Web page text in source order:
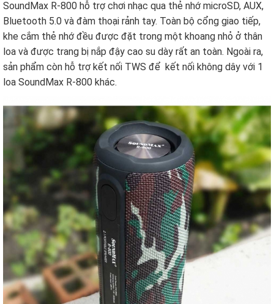
SoundMax R-800 hỗ trợ chơi nhạc qua thẻ nhớ microSD, AUX,
Bluetooth 5.0 và đàm thoại rảnh tay. Toàn bộ cổng giao tiếp,
khe cắm thẻ nhớ đều được đặt trong một khoang nhỏ ở thân
loa và được trang bị nắp đậy cao su dày rất an toàn. Ngoài ra,
sản phẩm còn hỗ trợ kết nối TWS để kết nối không dây với 1
loa SoundMax R-800 khác.